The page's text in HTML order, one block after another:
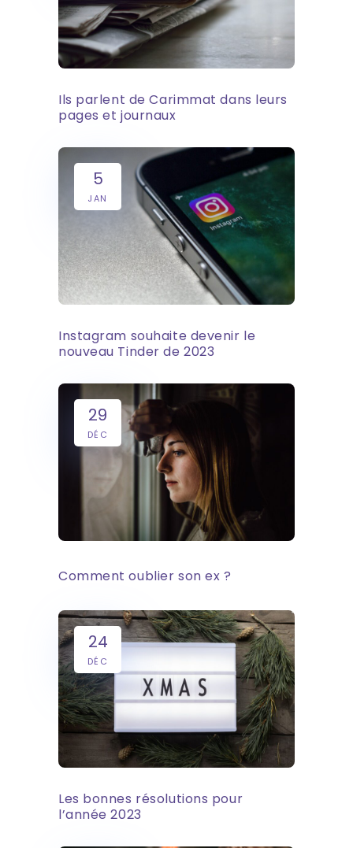
Ils parlent de Carimmat dans leurs
pages et journaux
5
JAN
Instagram souhaite devenir le
nouveau Tinder de 2023
29
DÉC
Comment oublier son ex ?
24
DÉC
Les bonnes résolutions pour
l’année 2023